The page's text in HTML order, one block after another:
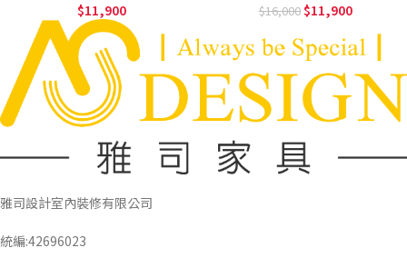
11,900
16,000 11,900
雅司設計室內裝修有限公司
統編:42696023